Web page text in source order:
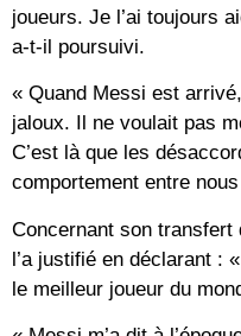
joueurs. Je l’ai toujours
a-t-il poursuivi.
« Quand Messi est
jaloux. Il ne voulait pas
C’est là que les
comportement entre
Concernant son
l’a justifié en déclarant :
le meilleur joueur du